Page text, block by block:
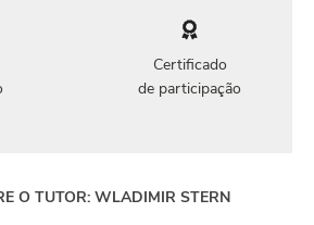
Certificado
de participação
O TUTOR: WLADIMIR STERN